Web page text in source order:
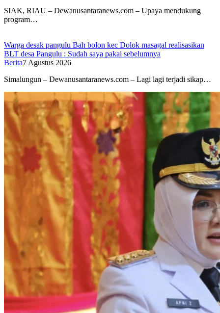
SIAK, RIAU – Dewanusantaranews.com – Upaya mendukung
program…
Warga desak pangulu Bah bolon kec Dolok masagal realisasikan
BLT desa Pangulu : Sudah saya pakai sebelumnya
Berita7 Agustus 2026
Simalungun – Dewanusantaranews.com – Lagi lagi terjadi sikap…